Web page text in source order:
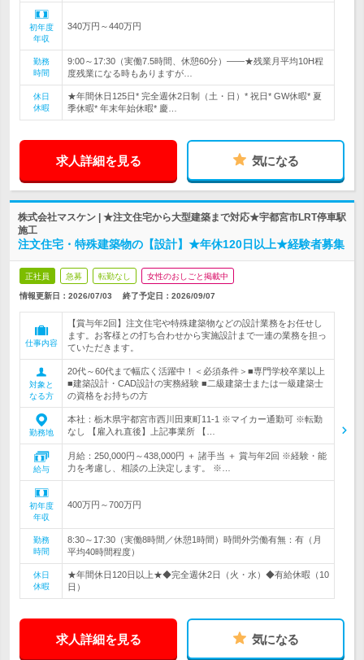
初年度
年収
340万円～440万円
勤務
時間
9:00～17:30（実働7.5時間、休憩60分）――★残業月平均10H程
度残業になる時もありますが…
休日
休暇
★年間休日125日* 完全週休2日制（土・日）* 祝日* GW休暇* 夏
季休暇* 年末年始休暇* 慶…
求人詳細を見る 気になる
株式会社マスケン | ★注文住宅から大型建築まで対応★宇都宮市LRT停車駅
施工
注文住宅・特殊建築物の【設計】★年休120日以上★経験者募集
正社員 急募 転勤なし 女性のおしごと掲載中
情報更新日：2026/07/03 終了予定日： 2026/09/07
仕事内容
【賞与年2回】注文住宅や特殊建築物などの設計業務をお任せし
ます。お客様との打ち合わせから実施設計まで一連の業務を担っ
ていただきます。
対象と
なる方
20代～60代まで幅広く活躍中！＜必須条件＞■専門学校卒業以上
■建築設計・CAD設計の実務経験 ■二級建築士または一級建築士
の資格をお持ちの方
勤務地
本社：栃木県宇都宮市西川田東町11-1 ※マイカー通勤可 ※転勤
なし 【雇入れ直後】上記事業所 【…
給与
月給：250,000円～438,000円 ＋ 諸手当 ＋ 賞与年2回 ※経験・能
力を考慮し、相談の上決定します。 ※…
初年度
年収
400万円～700万円
勤務
時間
8:30～17:30（実働8時間／休憩1時間）時間外労働有無：有（月
平均40時間程度）
休日
休暇
★年間休日120日以上★◆完全週休2日（火・水）◆有給休暇（10
日）
求人詳細を見る 気になる